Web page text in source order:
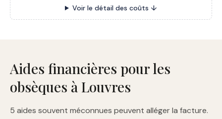
Voir le détail des coûts ↓
Aides financières pour les
obsèques à Louvres
5 aides souvent méconnues peuvent alléger la facture.